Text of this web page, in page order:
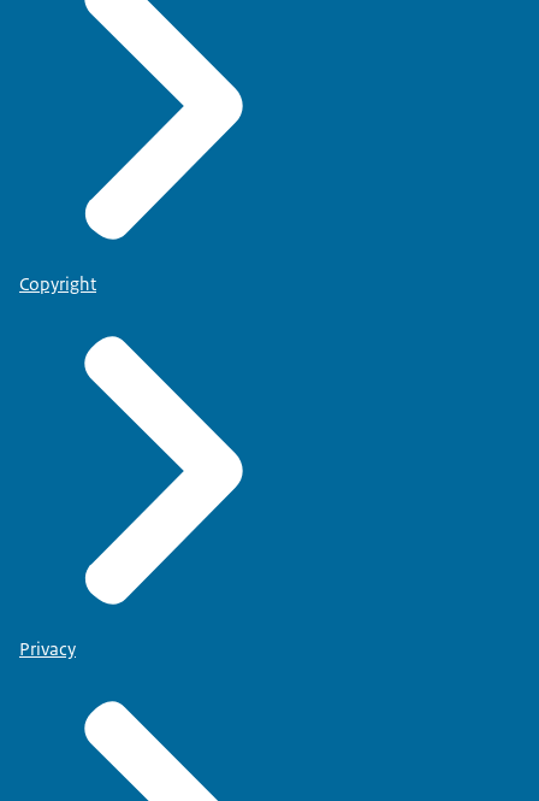
Copyright
Privacy